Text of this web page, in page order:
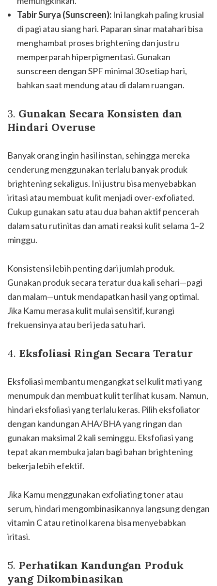
Tabir Surya (Sunscreen): Ini langkah paling krusial
di pagi atau siang hari. Paparan sinar matahari bisa
menghambat proses brightening dan justru
memperparah hiperpigmentasi. Gunakan
sunscreen dengan SPF minimal 30 setiap hari,
bahkan saat mendung atau di dalam ruangan.
3. Gunakan Secara Konsisten dan
Hindari Overuse
Banyak orang ingin hasil instan, sehingga mereka
cenderung menggunakan terlalu banyak produk
brightening sekaligus. Ini justru bisa menyebabkan
iritasi atau membuat kulit menjadi over-exfoliated.
Cukup gunakan satu atau dua bahan aktif pencerah
dalam satu rutinitas dan amati reaksi kulit selama 1–2
minggu.
Konsistensi lebih penting dari jumlah produk.
Gunakan produk secara teratur dua kali sehari—pagi
dan malam—untuk mendapatkan hasil yang optimal.
Jika Kamu merasa kulit mulai sensitif, kurangi
frekuensinya atau beri jeda satu hari.
4. Eksfoliasi Ringan Secara Teratur
Eksfoliasi membantu mengangkat sel kulit mati yang
menumpuk dan membuat kulit terlihat kusam. Namun,
hindari eksfoliasi yang terlalu keras. Pilih eksfoliator
dengan kandungan AHA/BHA yang ringan dan
gunakan maksimal 2 kali seminggu. Eksfoliasi yang
tepat akan membuka jalan bagi bahan brightening
bekerja lebih efektif.
Jika Kamu menggunakan exfoliating toner atau
serum, hindari mengombinasikannya langsung dengan
vitamin C atau retinol karena bisa menyebabkan
iritasi.
5. Perhatikan Kandungan Produk
yang Dikombinasikan